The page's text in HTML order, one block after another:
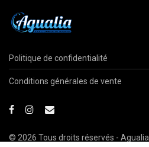
Politique de confidentialité
Conditions générales de vente
© 2026 Tous droits réservés - Agualia